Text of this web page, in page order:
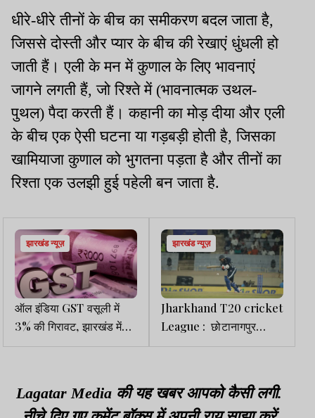
धीरे-धीरे तीनों के बीच का समीकरण बदल जाता है,
जिससे दोस्ती और प्यार के बीच की रेखाएं धुंधली हो
जाती हैं। एली के मन में कुणाल के लिए भावनाएं
जागने लगती हैं, जो रिश्ते में (भावनात्मक उथल-
पुथल) पैदा करती हैं। कहानी का मोड़ दीया और एली
के बीच एक ऐसी घटना या गड़बड़ी होती है, जिसका
खामियाजा कुणाल को भुगतना पड़ता है और तीनों का
रिश्ता एक उलझी हुई पहेली बन जाता है.
झारखंड न्यूज़
ऑल इंडिया GST वसूली में
3% की गिरावट, झारखंड में
ग्रोथ रेट शून्य
झारखंड न्यूज़
Jharkhand T20 cricket
League : छोटानागपुर
रॉयल्स ने जमशेदपुर स्टीलर्स
Lagatar Media की यह खबर आपको कैसी लगी.